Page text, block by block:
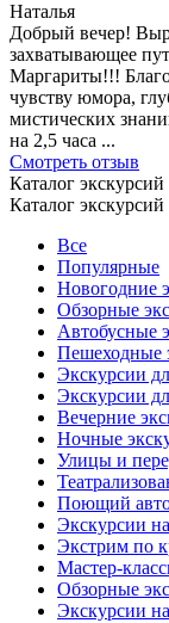
Наталья
Добрый вечер!
захватывающее
Маргариты!!!
чувству юмора,
мистических
на 2,5 часа ...
Смотреть отзыв
Каталог экскурсий
Каталог экскурсий
Все
Популярные
Новогодние
Обзорные
Автобусные
Пешеходные
Экскурсии
Экскурсии
Вечерние
Ночные
Улицы и
Поющий
Экскурсии
Экстрим по
Мастер-
Обзорные
Экскурсии